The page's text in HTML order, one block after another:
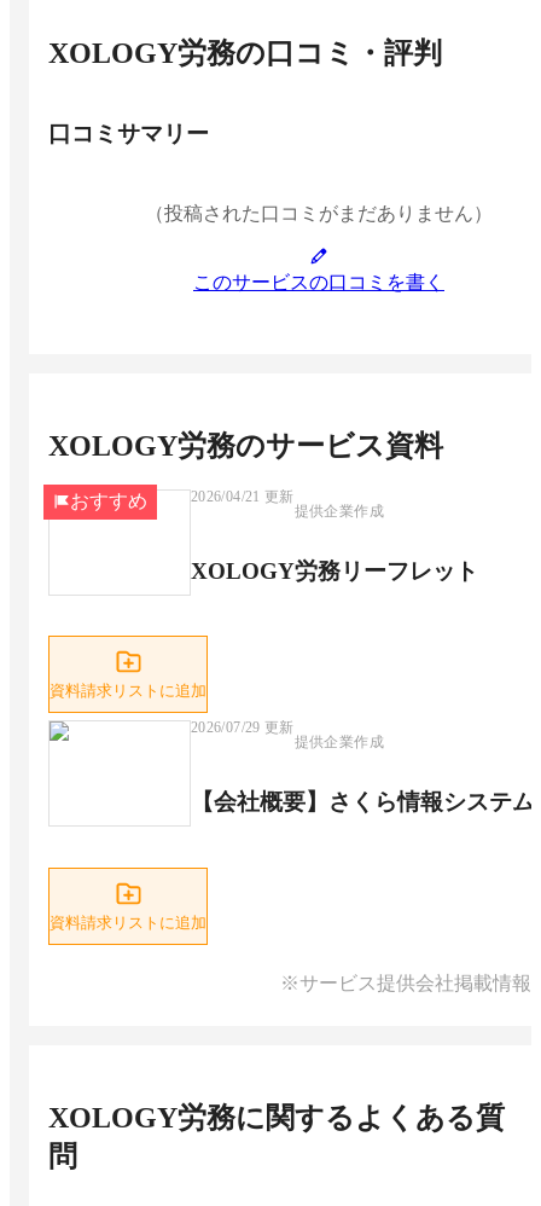
XOLOGY労務の口コミ・評判
口コミサマリー
（投稿された口コミがまだありません）
このサービスの口コミを書く
XOLOGY労務のサービス資料
おすすめ 2026/04/21 更新
提供企業作成
XOLOGY労務リーフレット
資料請求リストに追加
2026/07/29 更新
提供企業作成
【会社概要】さくら情報システ
資料請求リストに追加
※サービス提供会社掲載情報
XOLOGY労務に関するよくある質
問